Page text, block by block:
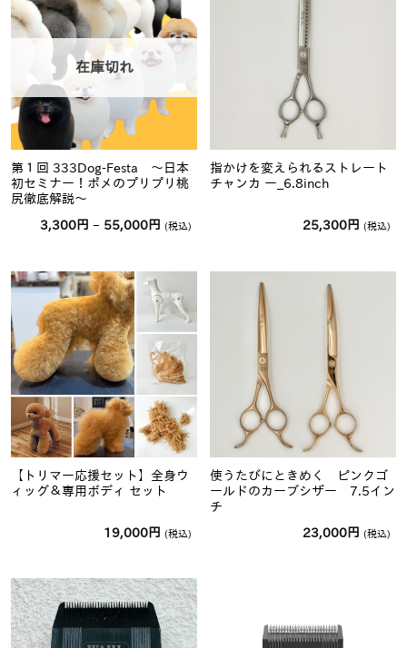
在庫切れ
第１回 333Dog-Festa 〜日本
初セミナー！ポメのプリプリ桃
尻徹底解説〜
3,300 円 – 55,000 円 価
円
55,000
円
(税込)
指かけを変えられるストレート
チャンカ ー_6.8inch
25,300 円 (税込)
【トリマー応援セット】全身ウ
ィッグ＆専用ボディ セット
19,000 円 (税込)
使うたびにときめく ピンクゴ
ールドのカーブシザー 7.5イン
チ
23,000 円 (税込)